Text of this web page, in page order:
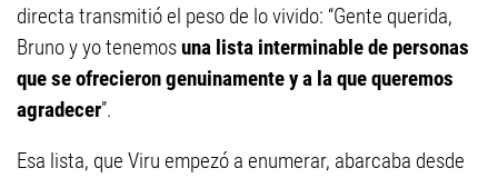
directa transmitió el peso de lo vivido: “Gente querida,
Bruno y yo tenemosuna lista interminable de personas
que se ofrecieron genuinamente y a la que queremos
agradecer”.
Esa lista, que Viru empezó a enumerar, abarcaba desde